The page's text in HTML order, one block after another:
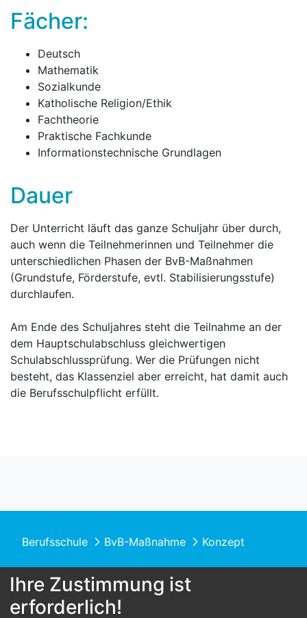
Fächer:
Deutsch
Mathematik
Sozialkunde
Katholische Religion/Ethik
Fachtheorie
Praktische Fachkunde
Informationstechnische Grundlagen
Dauer
Der Unterricht läuft das ganze Schuljahr über durch,
auch wenn die Teilnehmerinnen und Teilnehmer die
unterschiedlichen Phasen der BvB-Maßnahmen
(Grundstufe, Förderstufe, evtl. Stabilisierungsstufe)
durchlaufen.
Am Ende des Schuljahres steht die Teilnahme an der
dem Hauptschulabschluss gleichwertigen
Schulabschlussprüfung. Wer die Prüfungen nicht
besteht, das Klassenziel aber erreicht, hat damit auch
die Berufsschulpflicht erfüllt.
Berufsschule BvB-Maßnahme Konzept
Ihre Zustimmung ist
erforderlich!